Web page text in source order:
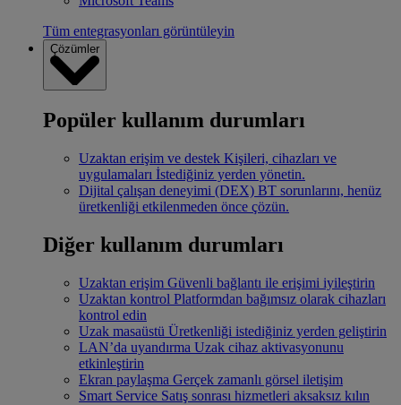
Tüm entegrasyonları görüntüleyin
Çözümler
Popüler kullanım durumları
Uzaktan erişim ve destek Kişileri, cihazları ve
uygulamaları İstediğiniz yerden yönetin.
Dijital çalışan deneyimi (DEX) BT sorunlarını, henüz
üretkenliği etkilenmeden önce çözün.
Diğer kullanım durumları
Uzaktan erişim Güvenli bağlantı ile erişimi iyileştirin
Uzaktan kontrol Platformdan bağımsız olarak cihazları
kontrol edin
Uzak masaüstü Üretkenliği istediğiniz yerden geliştirin
LAN’da uyandırma Uzak cihaz aktivasyonunu
etkinleştirin
Ekran paylaşma Gerçek zamanlı görsel iletişim
Smart Service Satış sonrası hizmetleri aksaksız kılın